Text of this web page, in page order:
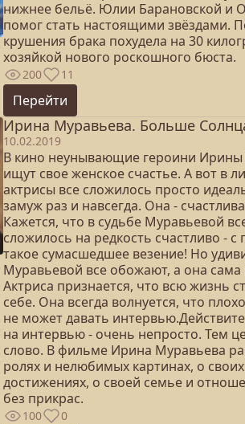
нижнее бельё. Юлии Барановской и
помог стать настоящими звёздами.
крушения брака похудела на 30
хозяйкой нового роскошного бюста.
200 11
Перейти
Ирина Муравьева. Больше
10.02.2019
В кино неунывающие героини
ищут свое женское счастье. А вот в
актрисы все сложилось просто
замуж раз и навсегда. Она -
Кажется, что в судьбе Муравьевой
сложилось на редкость счастливо -
такое сумасшедшее везение! Но
Муравьевой все обожают, а она сама
Актриса признается, что всю жизнь
себе. Она всегда волнуется, что
не может давать
на интервью - очень непросто. Тем
слово. В фильме Ирина Муравьева
ролях и нелюбимых картинах, о
достижениях, о своей семье и
без прикрас.
100 0